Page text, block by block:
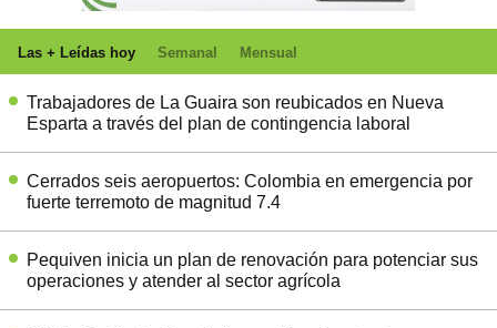
Las + Leídas hoy Semanal Mensual
Trabajadores de La Guaira son reubicados en Nueva
Esparta a través del plan de contingencia laboral
Cerrados seis aeropuertos: Colombia en emergencia por
fuerte terremoto de magnitud 7.4
Pequiven inicia un plan de renovación para potenciar sus
operaciones y atender al sector agrícola